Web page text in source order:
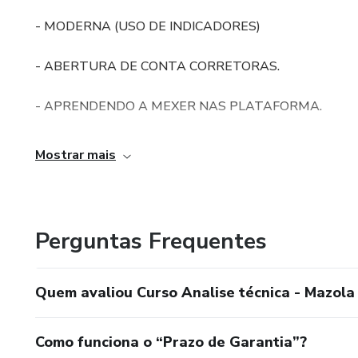
- MODERNA (USO DE INDICADORES)
- ABERTURA DE CONTA CORRETORAS.
- APRENDENDO A MEXER NAS PLATAFORMA.
- TODO MEU SETUP COMO BONUS, JA
3- GRAFICO CANDLESTICKS
4- PRINCIPIO DE TOPOS/FUNDOS.
5- COMO LER UM CANDLE (ABERTURA/
Mostrar mais
Perguntas Frequentes
Quem avaliou Curso Analise técnica -
Como funciona o “Prazo de Garantia”?